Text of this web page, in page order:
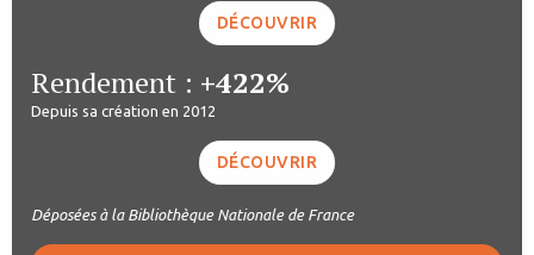
DÉCOUVRIR
Rendement : +422%
Depuis sa création en 2012
DÉCOUVRIR
Déposées à la Bibliothèque Nationale de France